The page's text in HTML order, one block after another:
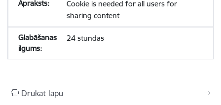
Cookie is needed for all users for
sharing content
24 stundas
Drukāt lapu